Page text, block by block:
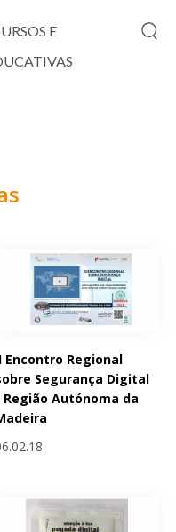
E
Encontro Regional
Segurança Digital
Região Autónoma da